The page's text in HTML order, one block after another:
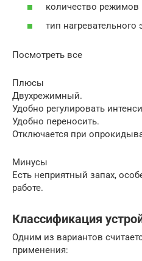
количество режимов
тип
Посмотреть все
Плюсы
Двухрежимный.
Удобно регулировать
Удобно переносить.
Отключается при
Минусы
Есть неприятный запах,
работе.
Классификация
Одним из вариантов
применения: